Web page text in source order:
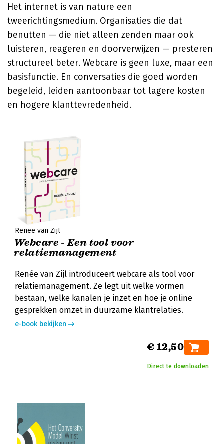
Het internet is van nature een
tweerichtingsmedium. Organisaties die dat
benutten — die niet alleen zenden maar ook
luisteren, reageren en doorverwijzen — presteren
structureel beter. Webcare is geen luxe, maar een
basisfunctie. En conversaties die goed worden
begeleid, leiden aantoonbaar tot lagere kosten
en hogere klanttevredenheid.
Renée van Zijl
Webcare - Een tool voor
relatiemanagement
Renée van Zijl introduceert webcare als tool voor
relatiemanagement. Ze legt uit welke vormen
bestaan, welke kanalen je inzet en hoe je online
gesprekken omzet in duurzame klantrelaties.
e-book bekijken
€ 12,50
Direct te downloaden